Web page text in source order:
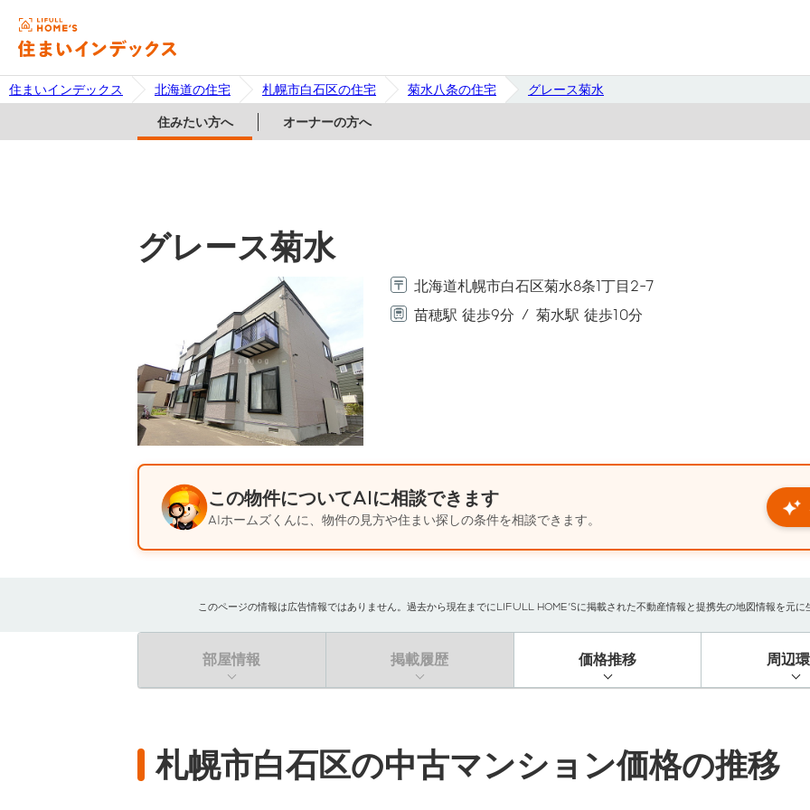
住まいインデックス 北海道の住宅 札幌市白石区の住宅 菊水八条の住宅 グレース菊水
住みたい方へ オーナーの方へ
グレース菊水
北海道札幌市白石区菊水8条1丁目2-7
苗穂駅 徒歩9分
菊水駅 徒歩10分
この物件についてAIに相談できます
AIホームズくんに、物件の見方や住まい探しの条件を相談できます。
このページの情報は広告情報ではありません。過去から現在までにLIFULL HOME'Sに掲載された不動産情報と提携先の地図情報を元
部屋情報 掲載履歴 価格推移 周辺
札幌市白石区の中古マンション価格の推移